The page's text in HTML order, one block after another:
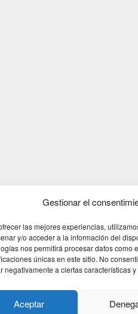
Gestionar el
las mejores experiencias,
y/o acceder a la información del
nos permitirá procesar datos como
únicas en este sitio. No
negativamente a ciertas características
Aceptar
Theme: Catch Box by